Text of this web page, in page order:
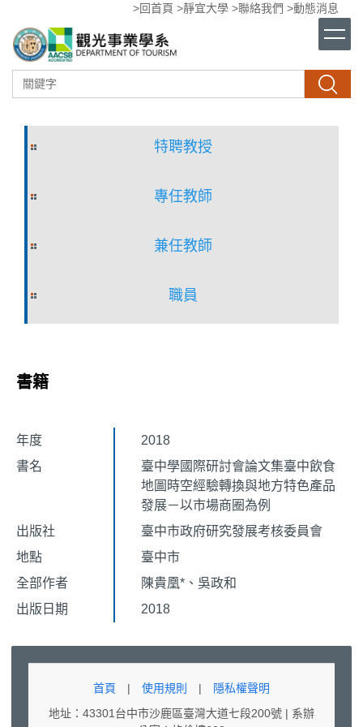
主
容
>回首頁 >靜宜大學 >聯絡我們 >動態消息
搜尋
特聘教授
專任教師
兼任教師
職員
書籍
年度
2018
書名
臺中學國際研討會論文集臺中飲食
地圖時空經驗轉換與地方特色產品
發展－以市場商圈為例
出版社
臺中市政府研究發展考核委員會
地點
臺中市
全部作者
陳貴凰*、吳政和
出版日期
2018
首頁 | 使用規則 |
隱私權聲明
地址：43301台中市沙鹿區臺灣大道七段200號 | 系辦